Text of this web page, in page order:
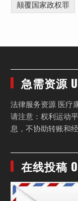
颠覆国家政权罪
急需资源
法律服务资源 医疗
请注意：权利运动
息，不协助转账和
在线投稿